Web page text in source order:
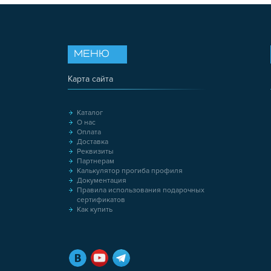
МЕНЮ
Карта сайта
Каталог
О нас
Оплата
Доставка
Реквизиты
Партнерам
Калькулятор прогиба профиля
Документация
Правила использования подарочных
сертификатов
Как купить